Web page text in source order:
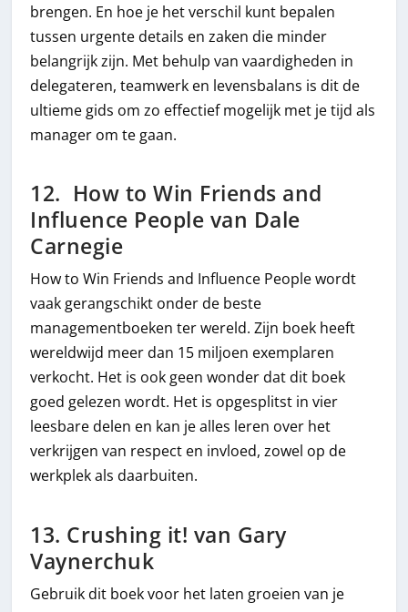
brengen. En hoe je het verschil kunt bepalen
tussen urgente details en zaken die minder
belangrijk zijn. Met behulp van vaardigheden in
delegateren, teamwerk en levensbalans is dit de
ultieme gids om zo effectief mogelijk met je tijd als
manager om te gaan.
12. How to Win Friends and
Influence People van Dale
Carnegie
How to Win Friends and Influence People wordt
vaak gerangschikt onder de beste
managementboeken ter wereld. Zijn boek heeft
wereldwijd meer dan 15 miljoen exemplaren
verkocht. Het is ook geen wonder dat dit boek
goed gelezen wordt. Het is opgesplitst in vier
leesbare delen en kan je alles leren over het
verkrijgen van respect en invloed, zowel op de
werkplek als daarbuiten.
13. Crushing it! van Gary
Vaynerchuk
Gebruik dit boek voor het laten groeien van je